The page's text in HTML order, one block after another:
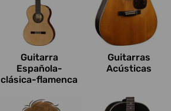
Guitarra
Española-
clásica-flamenca
Guitarras
Acústicas